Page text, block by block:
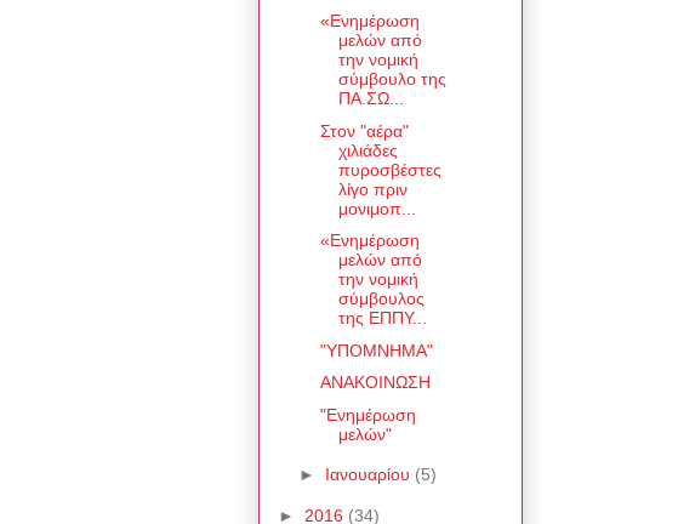
«Ενημέρωση
μελών από
την νομική
σύμβουλο της
ΠΑ.ΣΩ...
Στον "αέρα"
χιλιάδες
πυροσβέστες
λίγο πριν
μονιμοπ...
«Ενημέρωση
μελών από
την νομική
σύμβουλος
της ΕΠΠΥ...
"ΥΠΟΜΝΗΜΑ"
ΑΝΑΚΟΙΝΩΣΗ
"Ενημέρωση
μελών"
► Ιανουαρίου (5)
► 2016 (34)